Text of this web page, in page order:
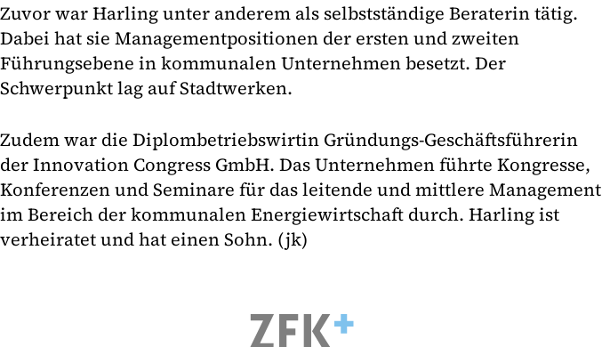
Zuvor war Harling unter anderem als selbstständige Beraterin tätig.
Dabei hat sie Managementpositionen der ersten und zweiten
Führungsebene in kommunalen Unternehmen besetzt. Der
Schwerpunkt lag auf Stadtwerken.
Zudem war die Diplombetriebswirtin Gründungs-Geschäftsführerin
der Innovation Congress GmbH. Das Unternehmen führte Kongresse,
Konferenzen und Seminare für das leitende und mittlere Management
im Bereich der kommunalen Energiewirtschaft durch. Harling ist
verheiratet und hat einen Sohn. (jk)